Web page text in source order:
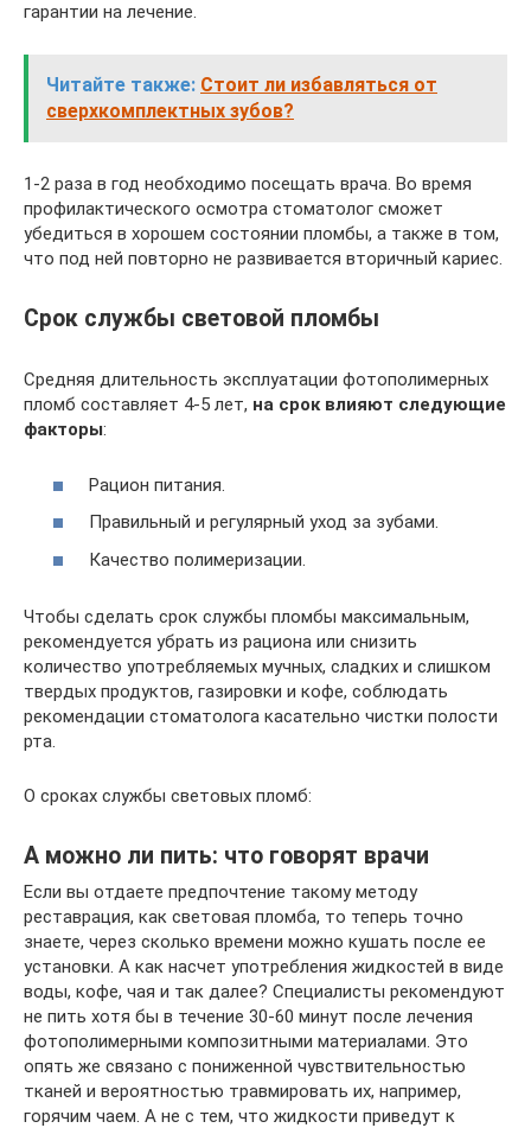
гарантии на лечение.
Читайте также: Стоит ли избавляться от
сверхкомплектных зубов?
1-2 раза в год необходимо посещать врача. Во время
профилактического осмотра стоматолог сможет
убедиться в хорошем состоянии пломбы, а также в том,
что под ней повторно не развивается вторичный кариес.
Срок службы световой пломбы
Средняя длительность эксплуатации фотополимерных
пломб составляет 4-5 лет, на срок влияют следующие
факторы:
Рацион питания.
Правильный и регулярный уход за зубами.
Качество полимеризации.
Чтобы сделать срок службы пломбы максимальным,
рекомендуется убрать из рациона или снизить
количество употребляемых мучных, сладких и слишком
твердых продуктов, газировки и кофе, соблюдать
рекомендации стоматолога касательно чистки полости
рта.
О сроках службы световых пломб:
А можно ли пить: что говорят врачи
Если вы отдаете предпочтение такому методу
реставрация, как световая пломба, то теперь точно
знаете, через сколько времени можно кушать после ее
установки. А как насчет употребления жидкостей в виде
воды, кофе, чая и так далее? Специалисты рекомендуют
не пить хотя бы в течение 30-60 минут после лечения
фотополимерными композитными материалами. Это
опять же связано с пониженной чувствительностью
тканей и вероятностью травмировать их, например,
горячим чаем. А не с тем, что жидкости приведут к